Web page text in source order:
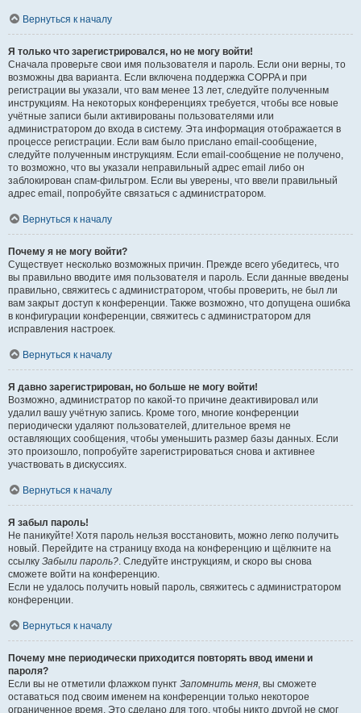
Вернуться к началу
Я только что зарегистрировался, но не могу войти!
Сначала проверьте свои имя пользователя и пароль. Если они верны, то
возможны два варианта. Если включена поддержка COPPA и при
регистрации вы указали, что вам менее 13 лет, следуйте полученным
инструкциям. На некоторых конференциях требуется, чтобы все новые
учётные записи были активированы пользователями или
администратором до входа в систему. Эта информация отображается в
процессе регистрации. Если вам было прислано email-сообщение,
следуйте полученным инструкциям. Если email-сообщение не получено,
то возможно, что вы указали неправильный адрес email либо он
заблокирован спам-фильтром. Если вы уверены, что ввели правильный
адрес email, попробуйте связаться с администратором.
Вернуться к началу
Почему я не могу войти?
Существует несколько возможных причин. Прежде всего убедитесь, что
вы правильно вводите имя пользователя и пароль. Если данные введены
правильно, свяжитесь с администратором, чтобы проверить, не был ли
вам закрыт доступ к конференции. Также возможно, что допущена ошибка
в конфигурации конференции, свяжитесь с администратором для
исправления настроек.
Вернуться к началу
Я давно зарегистрирован, но больше не могу войти!
Возможно, администратор по какой-то причине деактивировал или
удалил вашу учётную запись. Кроме того, многие конференции
периодически удаляют пользователей, длительное время не
оставляющих сообщения, чтобы уменьшить размер базы данных. Если
это произошло, попробуйте зарегистрироваться снова и активнее
участвовать в дискуссиях.
Вернуться к началу
Я забыл пароль!
Не паникуйте! Хотя пароль нельзя восстановить, можно легко получить
новый. Перейдите на страницу входа на конференцию и щёлкните на
ссылку Забыли пароль?. Следуйте инструкциям, и скоро вы снова
сможете войти на конференцию.
Если не удалось получить новый пароль, свяжитесь с администратором
конференции.
Вернуться к началу
Почему мне периодически приходится повторять ввод имени и
пароля?
Если вы не отметили флажком пункт Запомнить меня, вы сможете
оставаться под своим именем на конференции только некоторое
ограниченное время. Это сделано для того, чтобы никто другой не смог